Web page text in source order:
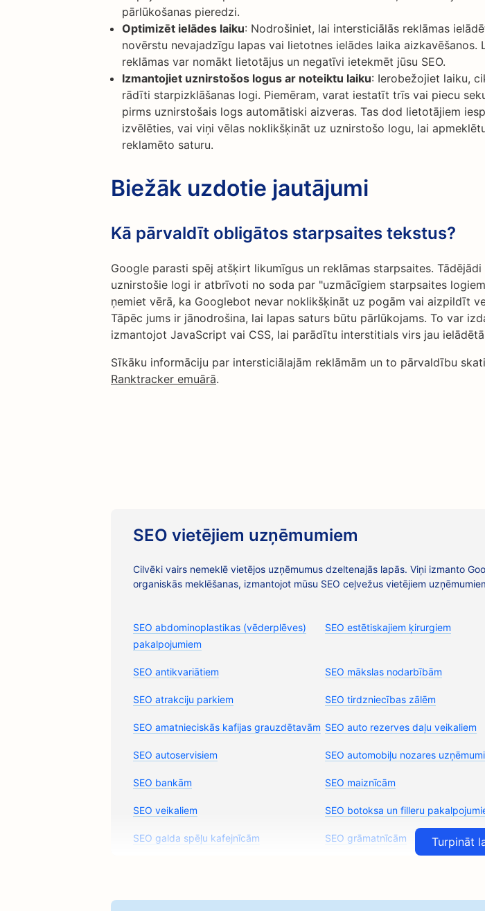
pārlūkošanas pieredzi.
Optimizēt ielādes laiku: Nodrošiniet, lai intersticiālās reklāmas
novērstu nevajadzīgu lapas vai lietotnes ielādes laika aizkavēšanos.
reklāmas var nomākt lietotājus un negatīvi ietekmēt jūsu SEO.
Izmantojiet uznirstošos logus ar noteiktu laiku: Ierobežojiet laiku,
rādīti starpizklāšanas logi. Piemēram, varat iestatīt trīs vai piecu
pirms uznirstošais logs automātiski aizveras. Tas dod lietotājiem
izvēlēties, vai viņi vēlas noklikšķināt uz uznirstošo logu, lai
reklamēto saturu.
Biežāk uzdotie jautājumi
Kā pārvaldīt obligātos starpsaites tekstus?
Google parasti spēj atšķirt likumīgus un reklāmas starpsaites.
uznirstošie logi ir atbrīvoti no soda par "uzmācīgiem starpsaites
ņemiet vērā, ka Googlebot nevar noklikšķināt uz pogām vai aizpildīt
Tāpēc jums ir jānodrošina, lai lapas saturs būtu pārlūkojams. To var
izmantojot JavaScript vai CSS, lai parādītu interstitials virs jau
Sīkāku informāciju par intersticiālajām reklāmām un to pārvaldību
Ranktracker emuārā.
SEO vietējiem uzņēmumiem
Cilvēki vairs nemeklē vietējos uzņēmumus dzeltenajās lapās. Viņi izmanto
organiskās meklēšanas, izmantojot mūsu SEO ceļvežus vietējiem
SEO abdominoplastikas (vēderplēves)
pakalpojumiem
SEO estētiskajiem ķirurgiem
SEO antikvariātiem SEO mākslas nodarbībām
SEO atrakciju parkiem SEO tirdzniecības zālēm
SEO amatnieciskās kafijas grauzdētavām SEO auto rezerves daļu veikaliem
SEO autoservisiem SEO automobiļu nozares
SEO bankām SEO maiznīcām
SEO veikaliem SEO botoksa un filleru
SEO galda spēļu kafejnīcām SEO grāmatnīcām Turpināt